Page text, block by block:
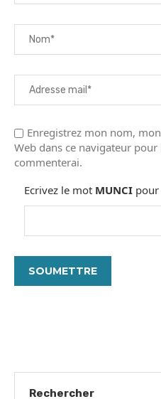
Enregistrez mon nom,
Web dans ce navigateur
commenterai.
Ecrivez le mot MUNCI
Rechercher